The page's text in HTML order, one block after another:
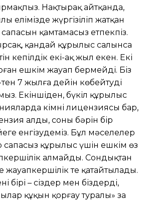
Нақтырақ айтқанда,
елімізде жүргізіліп жатқан
қамтамасыз етпекпіз.
қандай құрылыс салынса
кепілдік екі-ақ жыл екен. Екі
ешкім жауап бермейді. Біз
7 жылға дейін көбейтуді
Екіншіден, бүкіл құрылыс
кімнің лицензиясы бар,
алды, соның бəрін бір
енгізудеміз. Бұл мəселелер
сапасыз құрылыс үшін ешкім өз
алмайды. Сондықтан
жауапкершілік те қатайтылады.
бірі – сіздер мен біздердің,
құқын қорғау туралы» заң